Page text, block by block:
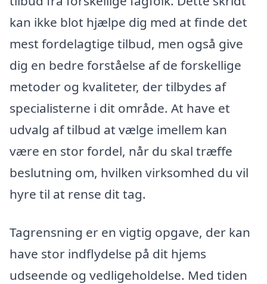
kan ikke blot hjælpe dig med at finde det
mest fordelagtige tilbud, men også give
dig en bedre forståelse af de forskellige
metoder og kvaliteter, der tilbydes af
specialisterne i dit område. At have et
udvalg af tilbud at vælge imellem kan
være en stor fordel, når du skal træffe
beslutning om, hvilken virksomhed du vil
hyre til at rense dit tag.
Tagrensning er en vigtig opgave, der kan
have stor indflydelse på dit hjems
udseende og vedligeholdelse. Med tiden